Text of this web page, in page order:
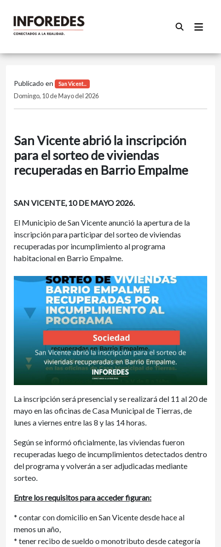
Publicado en San Vicent...
Domingo, 10 de Mayo del 2026
San Vicente abrió la inscripción
para el sorteo de viviendas
recuperadas en Barrio Empalme
SAN VICENTE, 10 DE MAYO 2026.
El Municipio de San Vicente anunció la apertura de la
inscripción para participar del sorteo de viviendas
recuperadas por incumplimiento al programa
habitacional en Barrio Empalme.
La inscripción será presencial y se realizará del 11 al 20 de
mayo en las oficinas de Casa Municipal de Tierras, de
lunes a viernes entre las 8 y las 14 horas.
Según se informó oficialmente, las viviendas fueron
recuperadas luego de incumplimientos detectados dentro
del programa y volverán a ser adjudicadas mediante
sorteo.
Entre los requisitos para acceder figuran:
* contar con domicilio en San Vicente desde hace al
menos un año,
* tener recibo de sueldo o monotributo desde categoría